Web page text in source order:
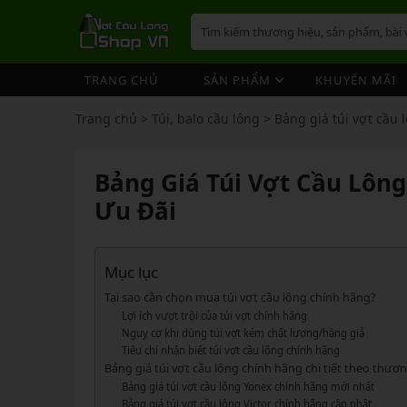
TRANG CHỦ SẢN PHẨM
VỢT CẦU LÔNG
Vợt Cầu Lông Victor
Vợt Cầu Lông Lining
Vợt Cầu Lông Hundred
GIÀY CẦU LÔNG
Giày Cầu Lông Mizuno
Xem thêm
PHỤ KIỆN CẦU LÔNG
Cước Cầu Lông
Ống Cầu Lông
Cuốn Cán Cầu Lông
VỢT PICKLEBALL
Vợt Pickleball Joola
Vợt Pickleball Sypik
Vợt Pickleball Lining
VỢT CẦU LÔNG
VỢT
VỢT
GIÀY
GIÀY
GIÀY
GIÀY
ÁO CẦU LÔNG
ÁO
ÁO
QUẦN
QUẦN
TÚI/
TÚI/
TÚI/
CƯỚC
ỐNG
MÁY ĐAN
PHỤ
VỢT PICKLEBALL
PHỤ KIỆN PICKLE BALL
NÓN
BÓNG
KHUYẾN MÃI
Trang chủ > Túi, balo cầu lông > Bảng giá túi vợt cầu
Bảng Giá Túi Vợt Cầu
Ưu Đãi
Mục lục
Tại sao cần chọn mua túi vợt cầu lông chính hãng?
Lợi ích vượt trội của túi vợt chính hãng
Nguy cơ khi dùng túi vợt kém chất lượng/hàng giả
Tiêu chí nhận biết túi vợt cầu lông chính hãng
Bảng giá túi vợt cầu lông chính hãng chi tiết theo
Bảng giá túi vợt cầu lông Yonex chính hãng mới nhất
Bảng giá túi vợt cầu lông Victor chính hãng cập nhật